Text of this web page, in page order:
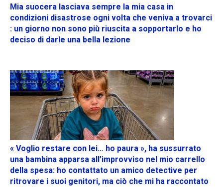
Mia suocera lasciava sempre la mia casa in
condizioni disastrose ogni volta che veniva a trovarci
: un giorno non sono più riuscita a sopportarlo e ho
deciso di darle una bella lezione
« Voglio restare con lei… ho paura », ha sussurrato
una bambina apparsa all’improvviso nel mio carrello
della spesa: ho contattato un amico detective per
ritrovare i suoi genitori, ma ciò che mi ha raccontato